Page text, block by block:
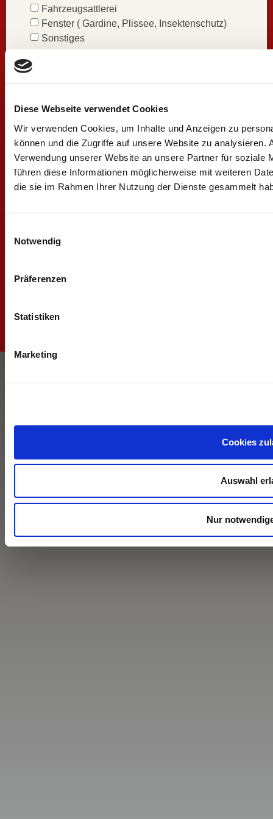
Diese Webseite verwendet Cookies
Wir verwenden Cookies, um Inhalte und Anzeigen zu
können und die Zugriffe auf unsere Website zu analysieren.
Verwendung unserer Website an unsere Partner für soziale
führen diese Informationen möglicherweise mit weiteren
die sie im Rahmen Ihrer Nutzung der Dienste gesammelt
Notwendig
Präferenzen
Statistiken
Marketing
Cookies
Auswahl
Nur
Fahrzeugsattlerei
Fenster ( Gardine, Plissee, Insektenschutz)
Sonstiges
Captcha: Was ist elf minus vier?
Nachricht senden